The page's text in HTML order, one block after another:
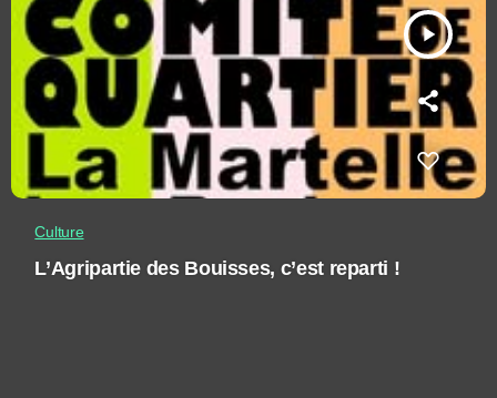
play_arrow
Culture
L’Agripartie des Bouisses, c’est reparti !